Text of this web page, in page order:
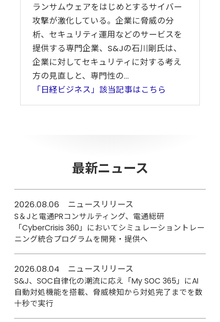
ランサムウェアをはじめとするサイバー
攻撃が激化している。企業に脅威の分
析、セキュリティ運用などのサービスを
提供する専門企業、S&Jの石川剛氏は、
企業に対してセキュリティに対する考え
方の見直しと、専門性の…
「日経ビジネス」該当記事はこちら
最新ニュース
2026.08.06 ニュースリリース
S＆Jと電通PRコンサルティング、電通総研
「CyberCrisis 360」においてシミュレーショントレー
ニング統合プログラムを開発・提供へ
2026.08.04 ニュースリリース
S&J、SOC自律化の潮流に応え「My SOC 365」にAI
自動対処機能を搭載、脅威検知から対処完了までを数
十秒で実行